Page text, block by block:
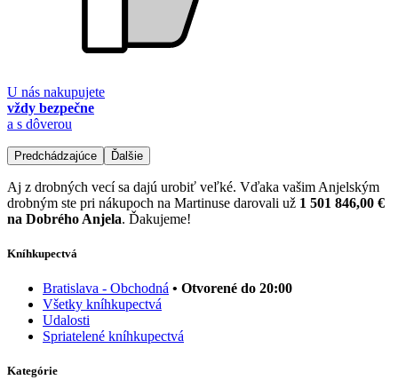
U nás nakupujete
vždy bezpečne
a s dôverou
Predchádzajúce Ďalšie
Aj z drobných vecí sa dajú urobiť veľké. Vďaka vašim Anjelským
drobným ste pri nákupoch na Martinuse darovali už 1 501 846,00 €
na Dobrého Anjela. Ďakujeme!
Kníhkupectvá
Bratislava - Obchodná • Otvorené do 20:00
Všetky kníhkupectvá
Udalosti
Spriatelené kníhkupectvá
Kategórie